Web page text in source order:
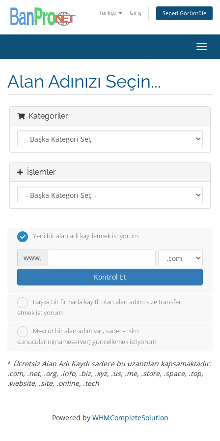
Türkçe Giriş Sepeti Görüntüle
Alan Adınızı Seçin...
Kategoriler
İşlemler
Yeni bir alan adı kaydetmek istiyorum.
www.
Kontrol Et
Başka bir firmada kayıtlı olan alan adımı size transfer
etmek istiyorum.
Mevcut bir alan adım var, sadece isim
sunucularını(nameserver) güncellemek istiyorum.
* Ücretsiz Alan Adı Kaydı sadece bu uzantıları kapsamaktadır:
.com, .net, .org, .info, .biz, .xyz, .us, .me, .store, .space, .top,
.website, .site, .online, .tech
Powered by WHMCompleteSolution